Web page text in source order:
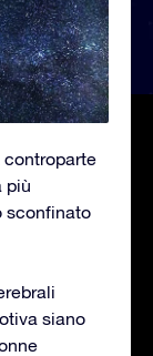
controparte
più
sconfinato
siano